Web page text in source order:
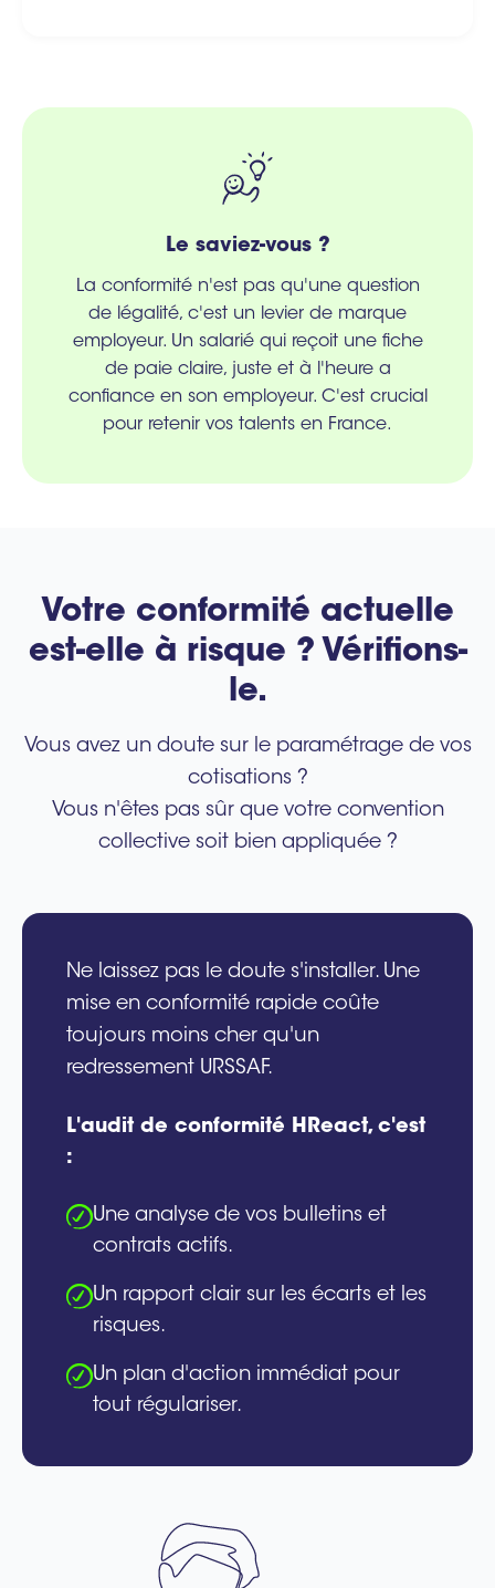
Le saviez-vous ?
La conformité n'est pas qu'une question
de légalité, c'est un levier de marque
employeur. Un salarié qui reçoit une fiche
de paie claire, juste et à l'heure a
confiance en son employeur. C'est crucial
pour retenir vos talents en France.
Votre conformité actuelle
est-elle à risque ? Vérifions-
le.
Vous avez un doute sur le paramétrage de vos
cotisations ?
Vous n'êtes pas sûr que votre convention
collective soit bien appliquée ?
Ne laissez pas le doute s'installer. Une
mise en conformité rapide coûte
toujours moins cher qu'un
redressement URSSAF.
L'audit de conformité HReact, c'est
:
Une analyse de vos bulletins et
contrats actifs.
Un rapport clair sur les écarts et les
risques.
Un plan d'action immédiat pour
tout régulariser.